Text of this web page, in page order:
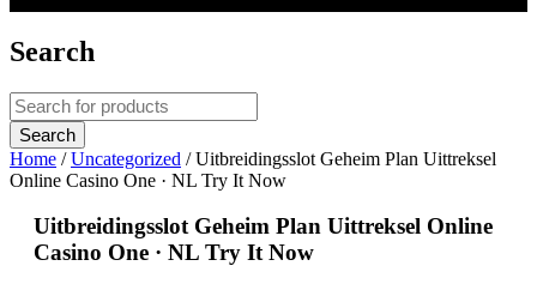
Search
Home / Uncategorized / Uitbreidingsslot Geheim Plan Uittreksel
Online Casino One · NL Try It Now
Uitbreidingsslot Geheim Plan Uittreksel Online
Casino One · NL Try It Now